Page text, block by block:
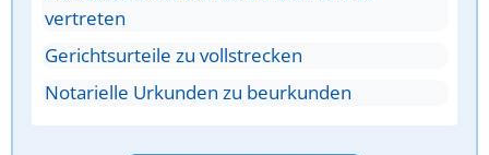
vertreten
Gerichtsurteile zu vollstrecken
Notarielle Urkunden zu beurkunden